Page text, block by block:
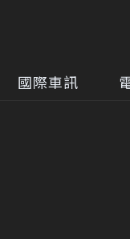
國際車訊